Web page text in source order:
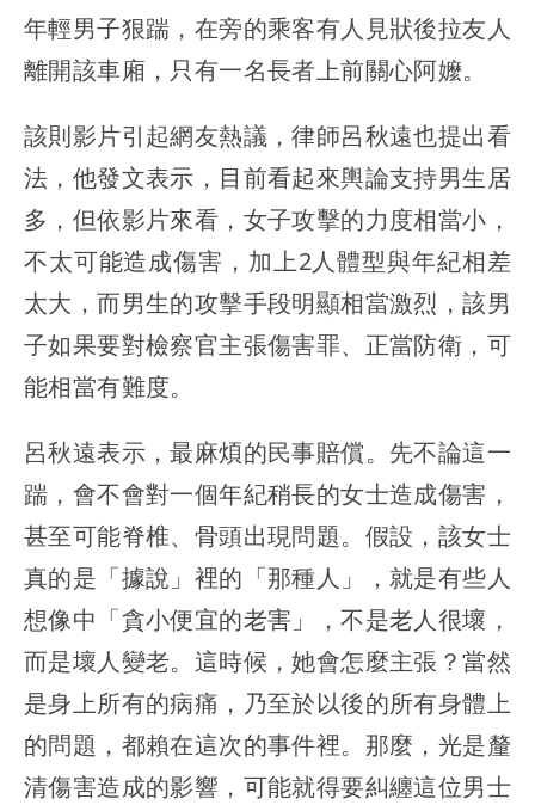
年輕男子狠踹，在旁的乘客有人見狀後拉友人
離開該車廂，只有一名長者上前關心阿嬤。
該則影片引起網友熱議，律師呂秋遠也提出看
法，他發文表示，目前看起來輿論支持男生居
多，但依影片來看，女子攻擊的力度相當小，
不太可能造成傷害，加上2人體型與年紀相差
太大，而男生的攻擊手段明顯相當激烈，該男
子如果要對檢察官主張傷害罪、正當防衛，可
能相當有難度。
呂秋遠表示，最麻煩的民事賠償。先不論這一
踹，會不會對一個年紀稍長的女士造成傷害，
甚至可能脊椎、骨頭出現問題。假設，該女士
真的是「據說」裡的「那種人」，就是有些人
想像中「貪小便宜的老害」，不是老人很壞，
而是壞人變老。這時候，她會怎麼主張？當然
是身上所有的病痛，乃至於以後的所有身體上
的問題，都賴在這次的事件裡。那麼，光是釐
清傷害造成的影響，可能就得要糾纏這位男士